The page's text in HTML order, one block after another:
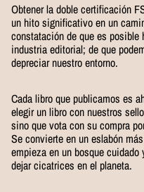
Obtener la doble certificación
un hito significativo en un
constatación de que es posible
industria editorial; de que
depreciar nuestro entorno.
Cada libro que publicamos es
elegir un libro con nuestros
sino que vota con su compra
Se convierte en un eslabón
empieza en un bosque
dejar cicatrices en el planeta.